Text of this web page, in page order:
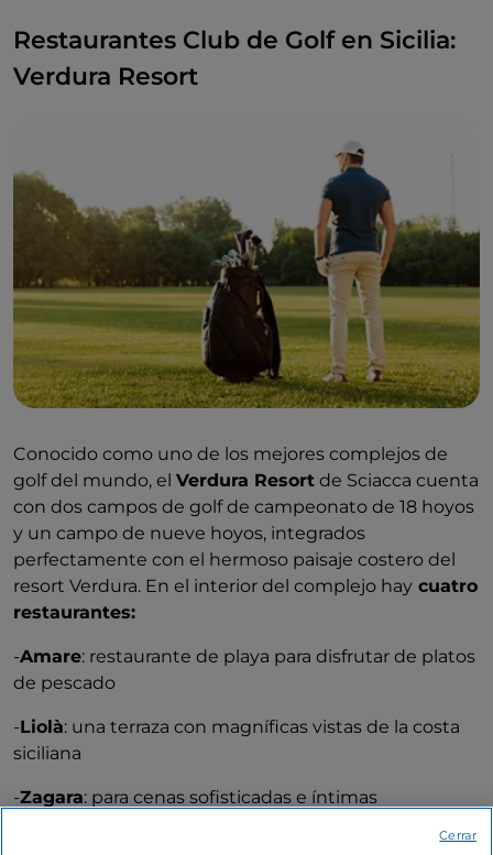
Restaurantes Club de Golf en Sicilia:
Verdura Resort
Conocido como uno de los mejores complejos de
golf del mundo, el Verdura Resort de Sciacca cuenta
con dos campos de golf de campeonato de 18 hoyos
y un campo de nueve hoyos, integrados
perfectamente con el hermoso paisaje costero del
resort Verdura. En el interior del complejo hay cuatro
restaurantes:
-Amare: restaurante de playa para disfrutar de platos
de pescado
-Liolà: una terraza con magníficas vistas de la costa
siciliana
-Zagara: para cenas sofisticadas e íntimas
Cerrar